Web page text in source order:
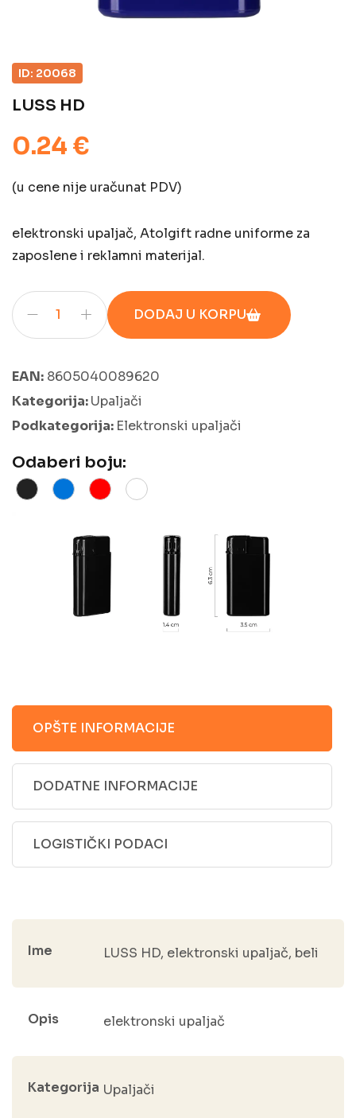
ID: 20068
LUSS HD
0.24 €
(u cene nije uračunat PDV)
elektronski upaljač, Atolgift radne uniforme za
zaposlene i reklamni materijal.
DODAJ U KORPU
EAN: 8605040089620
Kategorija:Upaljači
Podkategorija: Elektronski upaljači
Odaberi boju:
OPŠTE INFORMACIJE
DODATNE INFORMACIJE
LOGISTIČKI PODACI
Ime LUSS HD, elektronski upaljač, beli
Opis elektronski upaljač
Kategorija Upaljači